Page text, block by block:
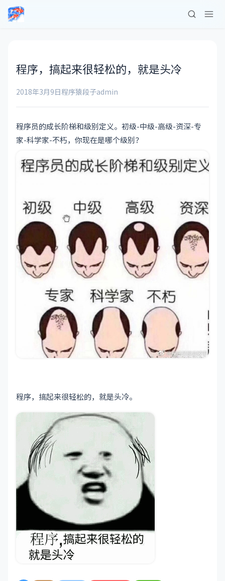
程序，搞起来很轻松的，就是头冷
2018年3月9日程序猿段子admin
程序员的成长阶梯和级别定义。初级-中级-高级-资深-专
家-科学家-不朽，你现在是哪个级别？
程序，搞起来很轻松的，就是头冷。